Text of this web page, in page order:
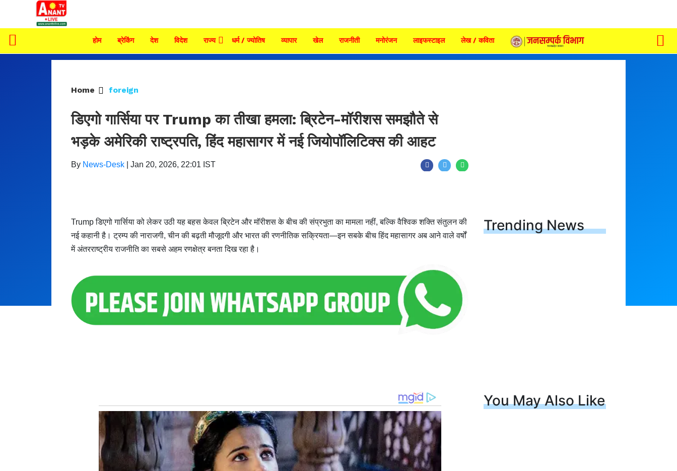
होम ब्रेकिंग देश विदेश राज्य धर्म / ज्योतिष व्यापार खेल राजनीती मनोरंजन लाइफस्टाइल लेख / कविता
Home foreign
डिएगो गार्सिया पर Trump का तीखा हमला: ब्रिटेन-मॉरीशस समझौते से
भड़के अमेरिकी राष्ट्रपति, हिंद महासागर में नई जियोपॉलिटिक्स की आहट
By News-Desk Jan 20, 2026, 22:01 IST
Trump डिएगो गार्सिया को लेकर उठी यह बहस केवल ब्रिटेन और मॉरीशस के बीच की संप्रभुता का मामला नहीं, बल्कि वैश्विक शक्ति संतुलन की
नई कहानी है। ट्रम्प की नाराजगी, चीन की बढ़ती मौजूदगी और भारत की रणनीतिक सक्रियता—इन सबके बीच हिंद महासागर अब आने वाले वर्षों
में अंतरराष्ट्रीय राजनीति का सबसे अहम रणक्षेत्र बनता दिख रहा है।
Trending News
You May Also Like